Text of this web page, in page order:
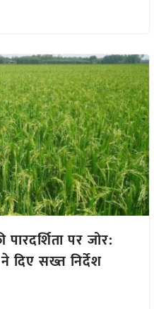
पर जोर:
दिए सख्त निर्देश